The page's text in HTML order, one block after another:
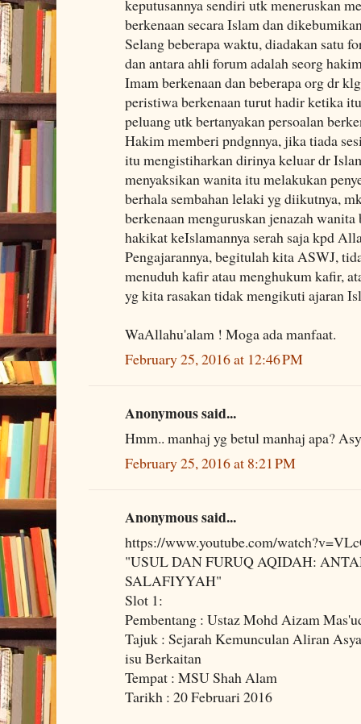
keputusannya sendiri utk meneruskan
berkenaan secara Islam dan
Selang beberapa waktu, diadakan satu
dan antara ahli forum adalah seorg
Imam berkenaan dan beberapa org dr
peristiwa berkenaan turut hadir ketika
peluang utk bertanyakan persoalan
Hakim memberi pndgnnya, jika tiada
itu mengistiharkan dirinya keluar dr
menyaksikan wanita itu melakukan
berhala sembahan lelaki yg diikutnya,
berkenaan menguruskan jenazah
hakikat keIslamannya serah saja kpd
Pengajarannya, begitulah kita ASWJ,
menuduh kafir atau menghukum kafir,
yg kita rasakan tidak mengikuti ajaran
WaAllahu'alam ! Moga ada manfaat.
February 25, 2016 at 12:46 PM
Anonymous said...
Hmm.. manhaj yg betul manhaj apa?
February 25, 2016 at 8:21 PM
Anonymous said...
https://www.youtube.com/
"USUL DAN FURUQ AQIDAH:
SALAFIYYAH"
Slot 1:
Pembentang : Ustaz Mohd Aizam
Tajuk : Sejarah Kemunculan Aliran
isu Berkaitan
Tempat : MSU Shah Alam
Tarikh : 20 Februari 2016